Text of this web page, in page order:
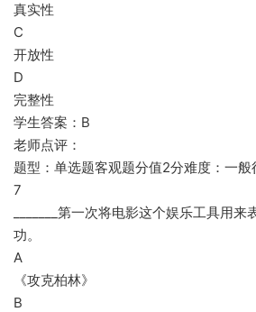
真实性
C
开放性
D
完整性
学生答案：B
老师点评：
题型：单选题客观题分值2分难度：一般
7
_______第一次将电影这个娱乐工具用
功。
A
《攻克柏林》
B